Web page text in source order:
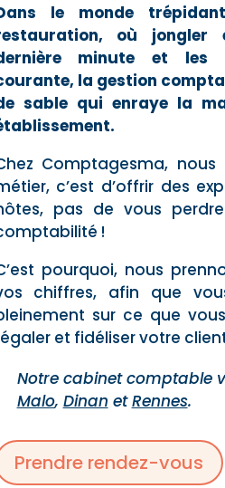
le monde
où jongler
minute et les
la gestion
sable qui enraye la
Comptagesma,
c’est d’offrir des
pas de vous
!
pourquoi, nous
chiffres, afin que
sur ce que
et fidéliser votre
Notre cabinet comptable
Malo, Dinan etRennes.
Prendre rendez-vous